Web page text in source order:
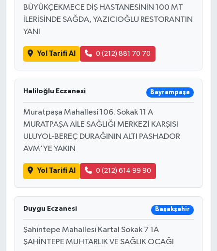
BÜYÜKÇEKMECE DİŞ HASTANESİNİN 100 MT
İLERİSİNDE SAĞDA, YAZICIOĞLU RESTORANTIN
YANI
Yol Tarifi Al 0 (212) 881 70 70
Haliloğlu Eczanesi Bayrampaşa
Muratpaşa Mahallesi 106. Sokak 11 A
MURATPAŞA AİLE SAĞLIĞI MERKEZİ KARŞISI
ULUYOL-BEREÇ DURAĞININ ALTI PASHADOR
AVM'YE YAKIN
Yol Tarifi Al 0 (212) 614 99 90
Duygu Eczanesi Başakşehir
Şahintepe Mahallesi Kartal Sokak 7 1A
ŞAHİNTEPE MUHTARLIK VE SAĞLIK OCAĞI